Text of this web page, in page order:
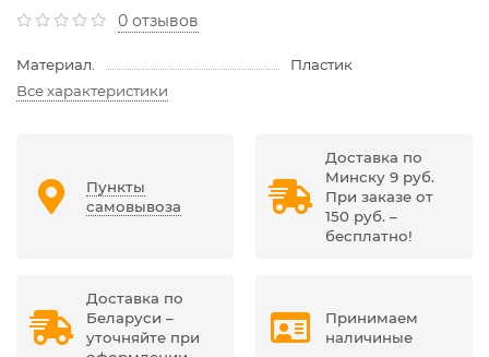
0 отзывов
Материал.
Пластик
Все характеристики
Пункты
самовывоза
Доставка по
Минску 9 руб.
При заказе от
150 руб. –
бесплатно!
Доставка по
Беларуси –
уточняйте при
Принимаем
наличиные